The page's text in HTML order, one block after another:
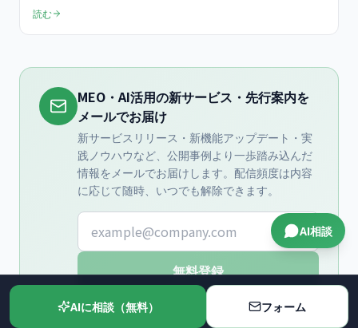
コンバージョン率比較、予約数+58%の実証データまで店舗オーナ
読む
MEO・AI活用の新サービス・先行案内を
メールでお届け
新サービスリリース・新機能アップデート・実
践ノウハウなど、公開事例より一歩踏み込んだ
情報をメールでお届けします。配信頻度は内容
に応じて随時、いつでも解除できます。
メールアドレス
無料登録
プライバシーポリシー
に同意し、メールマガジンの
AIに相談（無料） フォーム
AI相談